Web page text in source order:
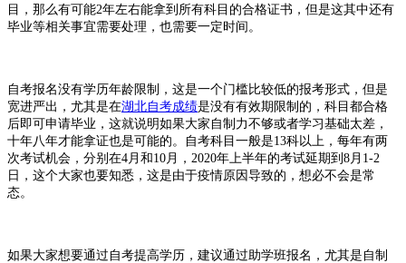
目，那么有可能2年左右能拿到所有科目的合格证书，但是这其中还有
毕业等相关事宜需要处理，也需要一定时间。
自考报名没有学历年龄限制，这是一个门槛比较低的报考形式，但是
宽进严出，尤其是在湖北自考成绩是没有有效期限制的，科目都合格
后即可申请毕业，这就说明如果大家自制力不够或者学习基础太差，
十年八年才能拿证也是可能的。自考科目一般是13科以上，每年有两
次考试机会，分别在4月和10月，2020年上半年的考试延期到8月1-2
日，这个大家也要知悉，这是由于疫情原因导致的，想必不会是常
态。
如果大家想要通过自考提高学历，建议通过助学班报名，尤其是自制